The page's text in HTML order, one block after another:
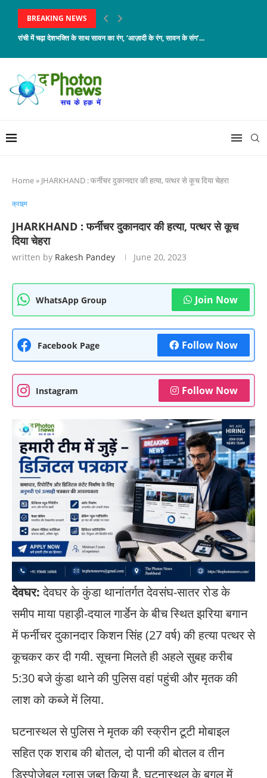
BREAKING NEWS
रांची में चढ़ा देशभक्ति के साथ सावन का रंग, ‘आज़ादी के रंग, सावन के संग’...
Home» JHARKHAND : फर्नीचर दुकानदार की हत्या, पत्थर से कूच दिया चेहरा
क्राइम
JHARKHAND : फर्नीचर दुकानदार की हत्या, पत्थर से कूच
दिया चेहरा
written by Rakesh Pandey June 20, 2023
WhatsApp Group Join Now
Facebook Page Follow Now
Instagram Follow Now
देवघर:देवघर के कुंडा थानांतर्गत देवसंघ-सातर रोड के
समीप माया पहाड़ी-दयाल गार्डेन के बीच स्थित झरिया बगान
में फर्नीचर दुकानदार किशन सिंह (27 वर्ष) की हत्या पत्थर से
कूचकर कर दी गयी. सूचना मिलते ही अहले सुबह करीब
5:30 बजे कुंडा थाने की पुलिस वहां पहुंची और मृतक की
लाश को कब्जे में लिया.
घटनास्थल से पुलिस ने मृतक की स्क्रीन टूटी मोबाइल
सहित एक शराब की बोतल, दो पानी की बोतल व तीन
डिस्पोजेबल ग्लास जब्त किया है. घटनास्थल के बगल में